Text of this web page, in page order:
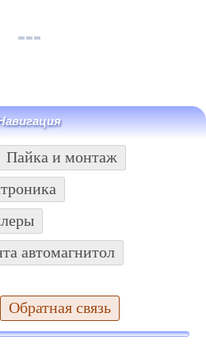
Пайка и монтаж
автомагнитол
Обратная связь